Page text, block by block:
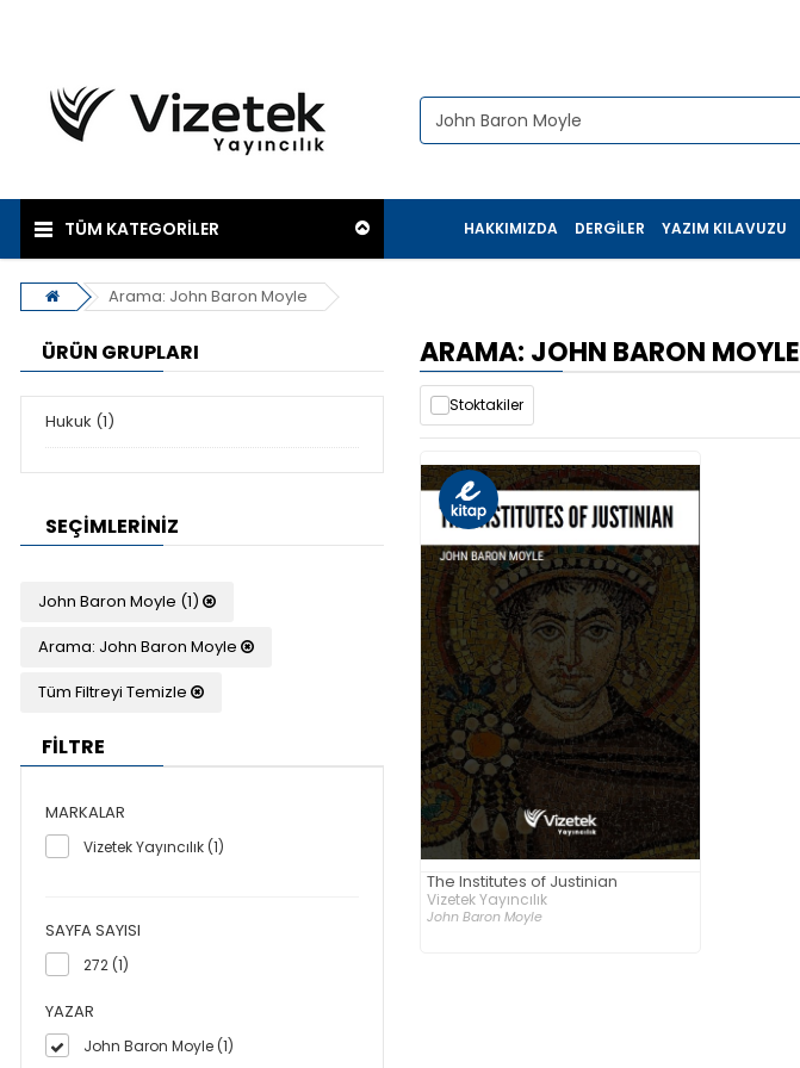
TÜM KATEGORİLER YAZIM KILAVUZU
DERGILER
HAKKIMIZDA
Arama: John Baron Moyle
ÜRÜN GRUPLARI
Hukuk (1)
SEÇIMLERINIZ
John Baron Moyle (1)
Arama: John Baron Moyle
Tüm Filtreyi Temizle
FİLTRE
MARKALAR
Vizetek Yayıncılık (1)
SAYFA SAYISI
272 (1)
YAZAR
John Baron Moyle (1)
ARAMA: JOHN BARON MOYLE
Stoktakiler
The Institutes of Justinian
Vizetek Yayıncılık
John Baron Moyle